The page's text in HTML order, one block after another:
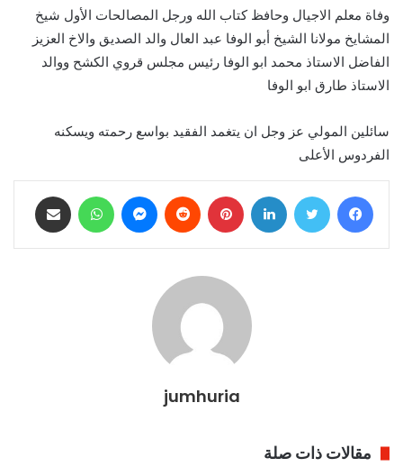
وفاة معلم الاجيال وحافظ كتاب الله ورجل المصالحات الأول شيخ
المشايخ مولانا الشيخ أبو الوفا عبد العال والد الصديق والاخ العزيز
الفاضل الاستاذ محمد ابو الوفا رئيس مجلس قروي الكشح ووالد
الاستاذ طارق ابو الوفا
سائلين المولي عز وجل ان يتغمد الفقيد بواسع رحمته ويسكنه
الفردوس الأعلى
فيسبوك تويتر لينكدإن بينتيريست ماسنجر واتساب
jumhuria
مقالات ذات صلة